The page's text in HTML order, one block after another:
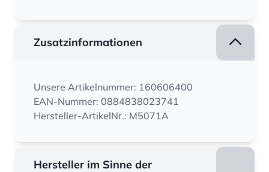
Zusatzinformationen
Unsere Artikelnummer: 160606400
EAN-Nummer: 0884838023741
Hersteller-ArtikelNr.: M5071A
Hersteller im Sinne der